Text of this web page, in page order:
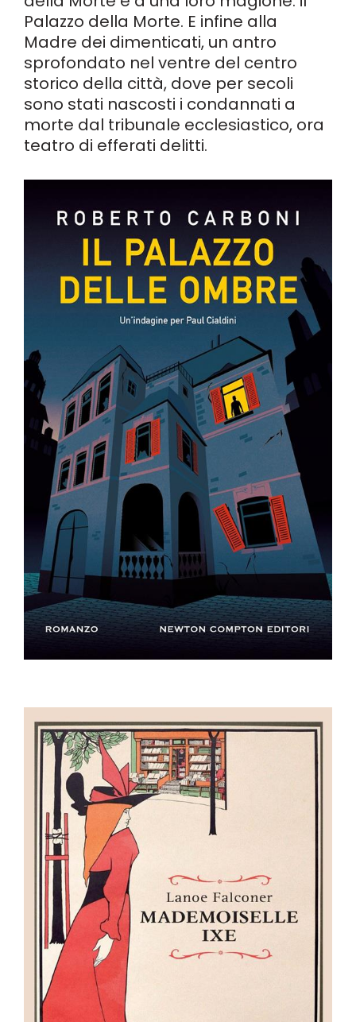
Palazzo della Morte. E infine alla
Madre dei dimenticati, un antro
sprofondato nel ventre del centro
storico della città, dove per secoli
sono stati nascosti i condannati a
morte dal tribunale ecclesiastico, ora
teatro di efferati delitti.